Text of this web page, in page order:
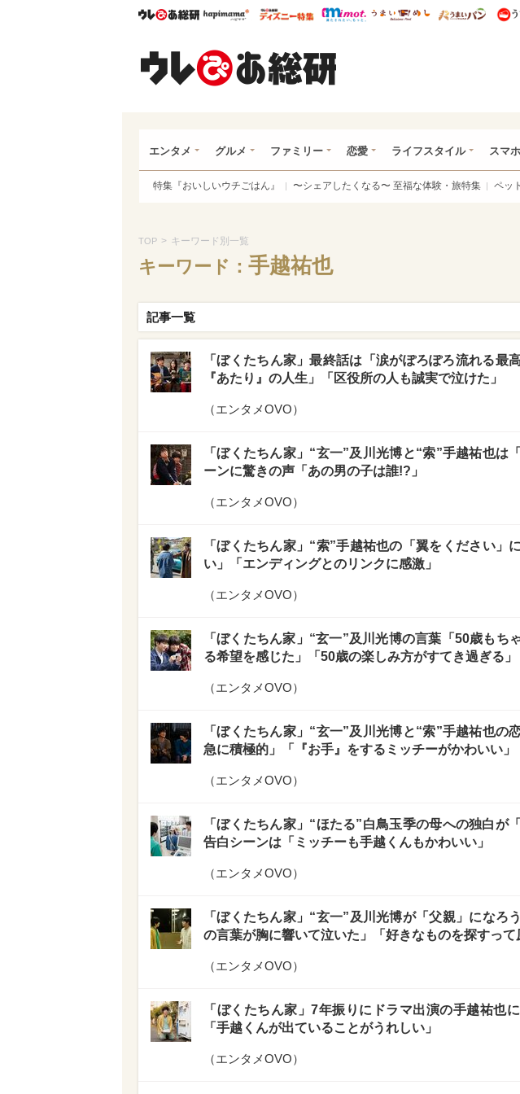
ウレぴあ総研ハピママ* ウレぴあ総研 ディズニー特集
mimot. うまいめし う
エンタメ グルメ ファミリー 恋愛 ライフスタイル スマ
特集『おいしいウチごはん』 〜シェアしたくなる〜 至福な体験・旅特集 ペッ
TOP > キーワード別一覧
キーワード： 手越祐也
記事一覧
「ぼくたちん家」最終話は「涙がぽろぽろ流れる最
『あたり』の人生」「区役所の人も誠実で泣けた」
（エンタメOVO）
「ぼくたちん家」“玄一”及川光博と“索”手越祐也は
ーンに驚きの声「あの男の子は誰!?」
（エンタメOVO）
「ぼくたちん家」“索”手越祐也の「翼をください」
い」「エンディングとのリンクに感激」
（エンタメOVO）
「ぼくたちん家」“玄一”及川光博の言葉「50歳もち
る希望を感じた」「50歳の楽しみ方がすてき過ぎる」
（エンタメOVO）
「ぼくたちん家」“玄一”及川光博と“索”手越祐也の
急に積極的」「『お手』をするミッチーがかわいい」
（エンタメOVO）
「ぼくたちん家」“ほたる”白鳥玉季の母への独白が
告白シーンは「ミッチーも手越くんもかわいい」
（エンタメOVO）
「ぼくたちん家」“玄一”及川光博が「父親」になろ
の言葉が胸に響いて泣いた」「好きなものを探すって
（エンタメOVO）
「ぼくたちん家」7年振りにドラマ出演の手越祐也
「手越くんが出ていることがうれしい」
（エンタメOVO）